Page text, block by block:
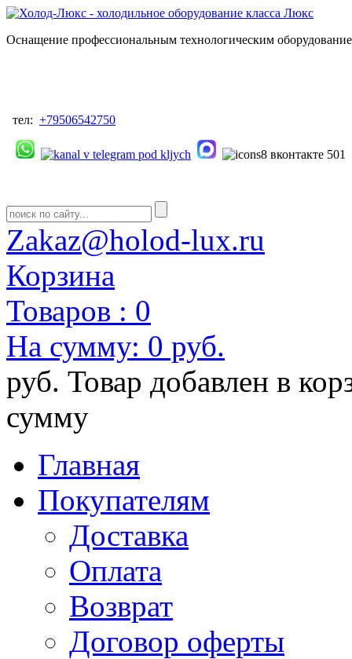
Оснащение профессиональным технологическим
тел: +79506542750
Zakaz@holod-lux.ru
Корзина
Товаров : 0
На сумму: 0 руб.
руб. Товар добавлен в
сумму
Главная
Покупателям
Доставка
Оплата
Возврат
Договор оферты